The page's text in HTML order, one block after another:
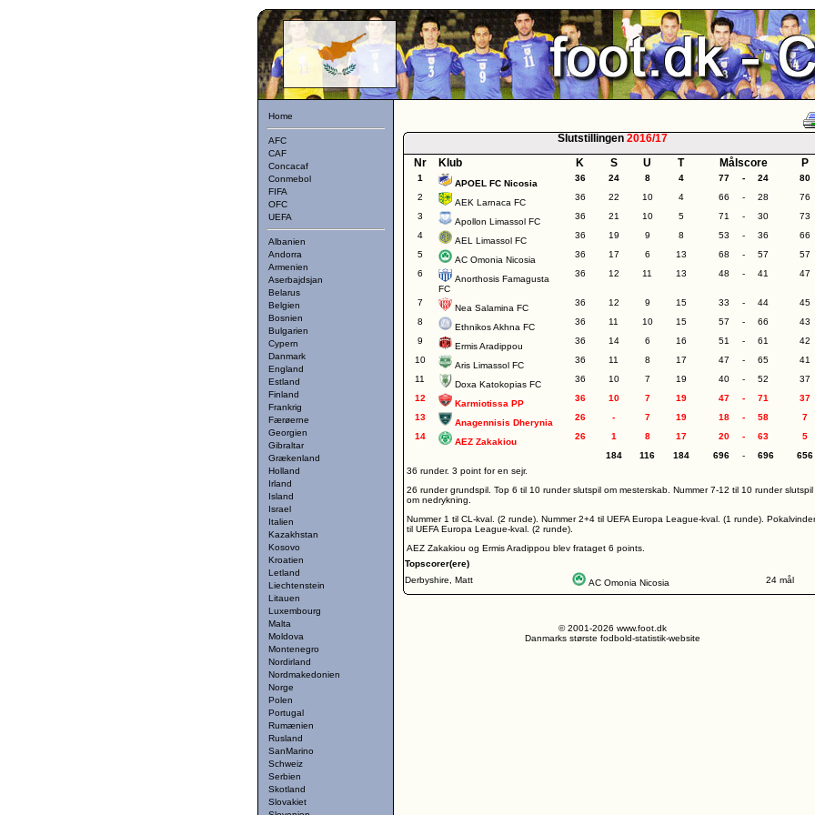
Home
AFC
CAF
Concacaf
Conmebol
FIFA
OFC
UEFA
Albanien
Andorra
Armenien
Aserbajdsjan
Belarus
Belgien
Bosnien
Bulgarien
Cypern
Danmark
England
Estland
Finland
Frankrig
Færøerne
Georgien
Gibraltar
Grækenland
Holland
Irland
Island
Israel
Italien
Kazakhstan
Kosovo
Kroatien
Letland
Liechtenstein
Litauen
Luxembourg
Malta
Moldova
Montenegro
Nordirland
Nordmakedonien
Norge
Polen
Portugal
Rumænien
Rusland
SanMarino
Schweiz
Serbien
Skotland
Slovakiet
Slutstillingen 2016/17
Nr
Klub K S U T Målscore P
1
APOEL FC Nicosia
36 24 8 4 77 - 24
80
2
AEK Larnaca FC
36 22 10 4 66 - 28
76
3
Apollon Limassol FC
36 21 10 5 71 - 30
73
4
AEL Limassol FC
36 19 9 8 53 - 36
66
5
AC Omonia Nicosia
36 17 6 13 68 - 57
57
6
Anorthosis Famagusta
FC
36 12 11 13 48 - 41 47
7
Nea Salamina FC
36 12 9 15 33 - 44
45
8
Ethnikos Akhna FC
36 11 10 15 57 - 66
43
9
Ermis Aradippou
36 14 6 16 51 - 61
42
10
Aris Limassol FC
36 11 8 17 47 - 65
41
11
Doxa Katokopias FC
36 10 7 19 40 - 52
37
12
Karmiotissa PP
36 10 7 19 47 - 71
37
13
Anagennisis Dherynia
26 - 7 19 18 - 58
7
14
AEZ Zakakiou
26 1 8 17 20 - 63
5
184
116 184 696 - 696
656
36 runder. 3 point for en sejr.
26 runder grundspil. Top 6 til 10 runder slutspil om mesterskab. Nummer 7-12 til 10 runder slutspil
om nedrykning.
Nummer 1 til CL-kval. (2 runde). Nummer 2+4 til UEFA Europa League-kval. (1 runde). Pokalvinder
til UEFA Europa League-kval. (2 runde).
AEZ Zakakiou og Ermis Aradippou blev frataget 6 points.
Topscorer(ere)
Derbyshire, Matt
AC Omonia Nicosia 24 mål
© 2001-2026 www.foot.dk
Danmarks største fodbold-statistik-website